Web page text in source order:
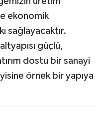
ekonomik
sağlayacaktır.
güçlü,
dostu bir sanayi
örnek bir yapıya